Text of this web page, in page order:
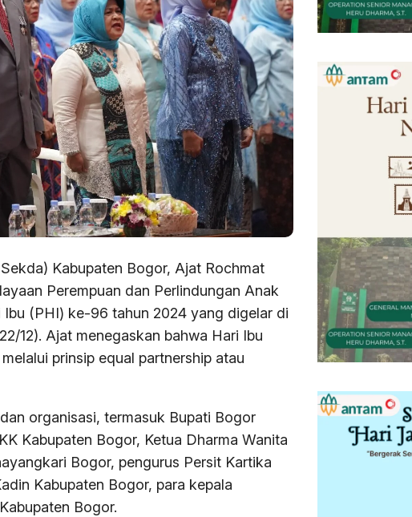
Kabupaten Bogor, Ajat Rochmat
Perempuan dan Perlindungan Anak
(PHI) ke-96 tahun 2024 yang digelar di
12). Ajat menegaskan bahwa Hari Ibu
prinsip equal partnership atau
organisasi, termasuk Bupati Bogor
Kabupaten Bogor, Ketua Dharma Wanita
Bogor, pengurus Persit Kartika
Kabupaten Bogor, para kepala
Bogor.